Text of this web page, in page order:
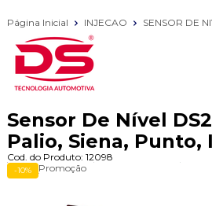
Página Inicial INJECAO SENSOR DE
Sensor De Nível
Palio, Siena, Punto,
Cod. do Produto: 12098
-10% Promoção